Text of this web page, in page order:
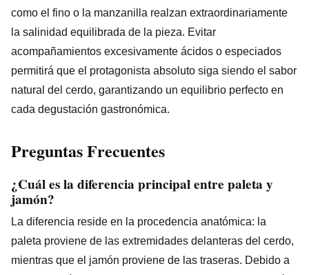
como el fino o la manzanilla realzan extraordinariamente
la salinidad equilibrada de la pieza. Evitar
acompañamientos excesivamente ácidos o especiados
permitirá que el protagonista absoluto siga siendo el sabor
natural del cerdo, garantizando un equilibrio perfecto en
cada degustación gastronómica.
Preguntas Frecuentes
¿Cuál es la diferencia principal entre paleta y
jamón?
La diferencia reside en la procedencia anatómica: la
paleta proviene de las extremidades delanteras del cerdo,
mientras que el jamón proviene de las traseras. Debido a